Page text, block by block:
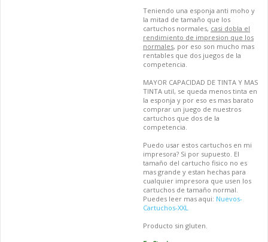
Teniendo una esponja anti moho y
la mitad de tamaño que los
cartuchos normales, casi dobla el
rendimiento de impresion que los
normales, por eso son mucho mas
rentables que dos juegos de la
competencia.
MAYOR CAPACIDAD DE TINTA Y MAS
TINTA util, se queda menos tinta en
la esponja y por eso es mas barato
comprar un juego de nuestros
cartuchos que dos de la
competencia.
Puedo usar estos cartuchos en mi
impresora? Si por supuesto. El
tamaño del cartucho fisico no es
mas grande y estan hechas para
cualquier impresora que usen los
cartuchos de tamaño normal.
Puedes leer mas aqui: Nuevos-
Cartuchos-XXL
Producto sin gluten.